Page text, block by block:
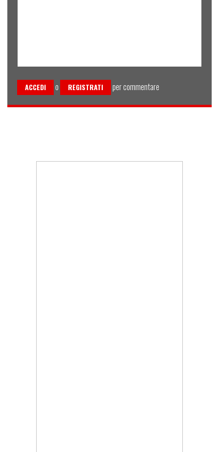
ACCEDI o REGISTRATI per commentare